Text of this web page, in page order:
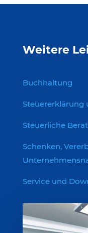
Weitere
Buchhaltung
Steuererklärung
Steuerliche
Schenken,
Service und